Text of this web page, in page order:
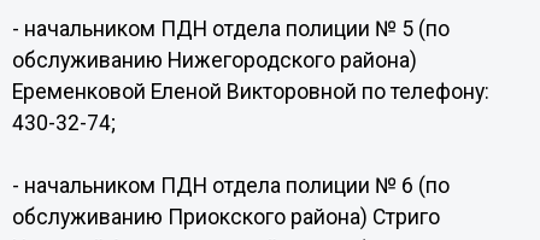
- начальником ПДН отдела полиции № 5 (по
обслуживанию Нижегородского района)
Еременковой Еленой Викторовной по телефону:
430-32-74;
- начальником ПДН отдела полиции № 6 (по
обслуживанию Приокского района) Стриго